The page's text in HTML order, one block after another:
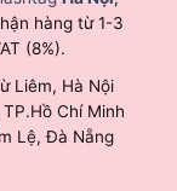
hàng từ 1-3
(8%).
Liêm, Hà Nội
Chí Minh
Lệ, Đà Nẵng